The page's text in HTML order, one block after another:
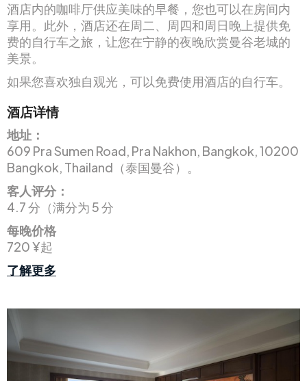
酒店内的咖啡厅供应美味的早餐，您也可以在房间内
享用。此外，酒店还在周二、周四和周日晚上提供免
费的自行车之旅，让您在宁静的夜晚欣赏曼谷老城的
美景。
如果您喜欢独自观光，可以免费使用酒店的自行车。
酒店详情
地址：
609 Pra Sumen Road, Pra Nakhon, Bangkok, 10200
Bangkok, Thailand（泰国曼谷）。
客人评分：
4.7 分（满分为 5 分
每晚价格
720 ¥起
了解更多